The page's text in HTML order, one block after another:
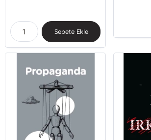
Sepete Ekle